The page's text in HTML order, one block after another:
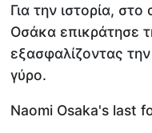
Για την ιστορία,
Οσάκα επικράτησε
εξασφαλίζοντας
γύρο.
Naomi Osaka's last